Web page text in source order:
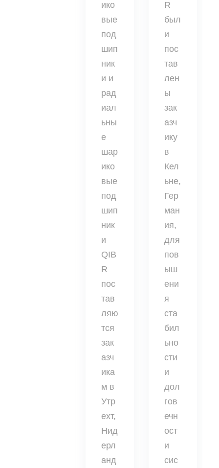
ико
вые
под
шип
ник
и и
рад
иал
ьны
е
шар
ико
вые
под
шип
ник
и
QIB
R
пос
тав
ляю
тся
зак
азч
ика
м в
Утр
ехт,
Нид
ерл
анд
R
был
и
пос
тав
лен
ы
зак
азч
ику
в
Кел
ьне,
Гер
ман
ия,
для
пов
ыш
ени
я
ста
бил
ьно
сти
и
дол
гов
ечн
ост
и
сис